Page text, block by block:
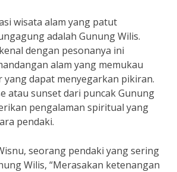
wisata alam yang patut
adalah Gunung Wilis.
dengan pesonanya ini
alam yang memukau
yang dapat menyegarkan pikiran.
atau sunset dari puncak Gunung
pengalaman spiritual yang
pendaki.
seorang pendaki yang sering
Wilis, “Merasakan ketenangan